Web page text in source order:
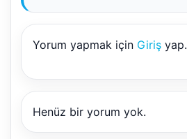
Yorum yapmak için Giriş yap.
Henüz bir yorum yok.